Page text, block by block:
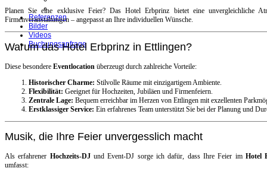
Referenzen
Bilder
Videos
Buchungsanfrage
Planen Sie eine exklusive Feier? Das Hotel Erbprinz bietet eine unvergleichliche
Firmenveranstaltungen – angepasst an Ihre individuellen Wünsche.
Warum das Hotel Erbprinz in Ettlingen?
Diese besondere Eventlocation überzeugt durch zahlreiche Vorteile:
Historischer Charme: Stilvolle Räume mit einzigartigem Ambiente.
Flexibilität: Geeignet für Hochzeiten, Jubiläen und Firmenfeiern.
Zentrale Lage: Bequem erreichbar im Herzen von Ettlingen mit exzellenten
Erstklassiger Service: Ein erfahrenes Team unterstützt Sie bei der Planung und
Musik, die Ihre Feier unvergesslich macht
Als erfahrener Hochzeits-DJund Event-DJ sorge ich dafür, dass Ihre Feier imHotel
umfasst: